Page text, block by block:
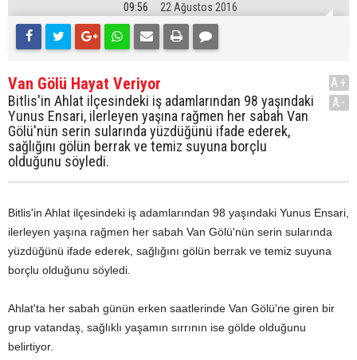
09:56 22 Ağustos 2016
Van Gölü Hayat Veriyor
Bitlis'in Ahlat ilçesindeki iş adamlarından 98 yaşındaki
Yunus Ensari, ilerleyen yaşına rağmen her sabah Van
Gölü'nün serin sularında yüzdüğünü ifade ederek,
sağlığını gölün berrak ve temiz suyuna borçlu
olduğunu söyledi.
A+
A-
Bitlis'in Ahlat ilçesindeki iş adamlarından 98 yaşındaki Yunus Ensari,
ilerleyen yaşına rağmen her sabah Van Gölü'nün serin sularında
yüzdüğünü ifade ederek, sağlığını gölün berrak ve temiz suyuna
borçlu olduğunu söyledi.
Ahlat'ta her sabah günün erken saatlerinde Van Gölü'ne giren bir
grup vatandaş, sağlıklı yaşamın sırrının ise gölde olduğunu
belirtiyor.